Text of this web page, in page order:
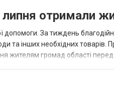
липня отримали
За тиждень
та інших необхідних
жителям громад області